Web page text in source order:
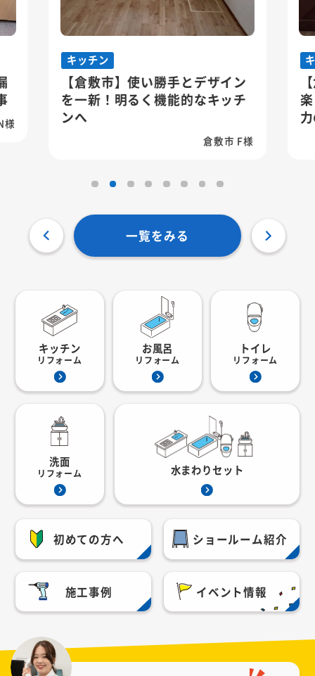
様
キッチン
【倉敷市】使い勝手とデザイン
を一新！明るく機能的なキッチ
ンへ
倉敷市 F様
一覧をみる
キッチン
リフォーム
お風呂
リフォーム
トイレ
リフォーム
洗面
リフォーム 水まわりセット
初めての方へ ショールーム紹介
施工事例 イベント情報